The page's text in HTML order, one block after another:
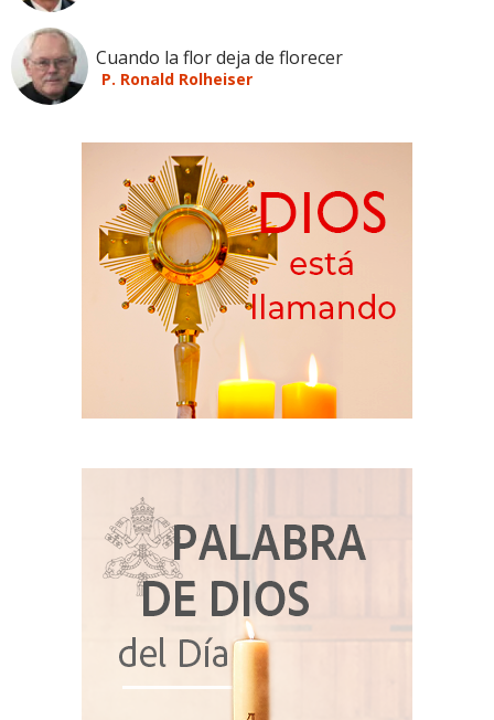
Cuando la flor deja de florecer
P. Ronald Rolheiser